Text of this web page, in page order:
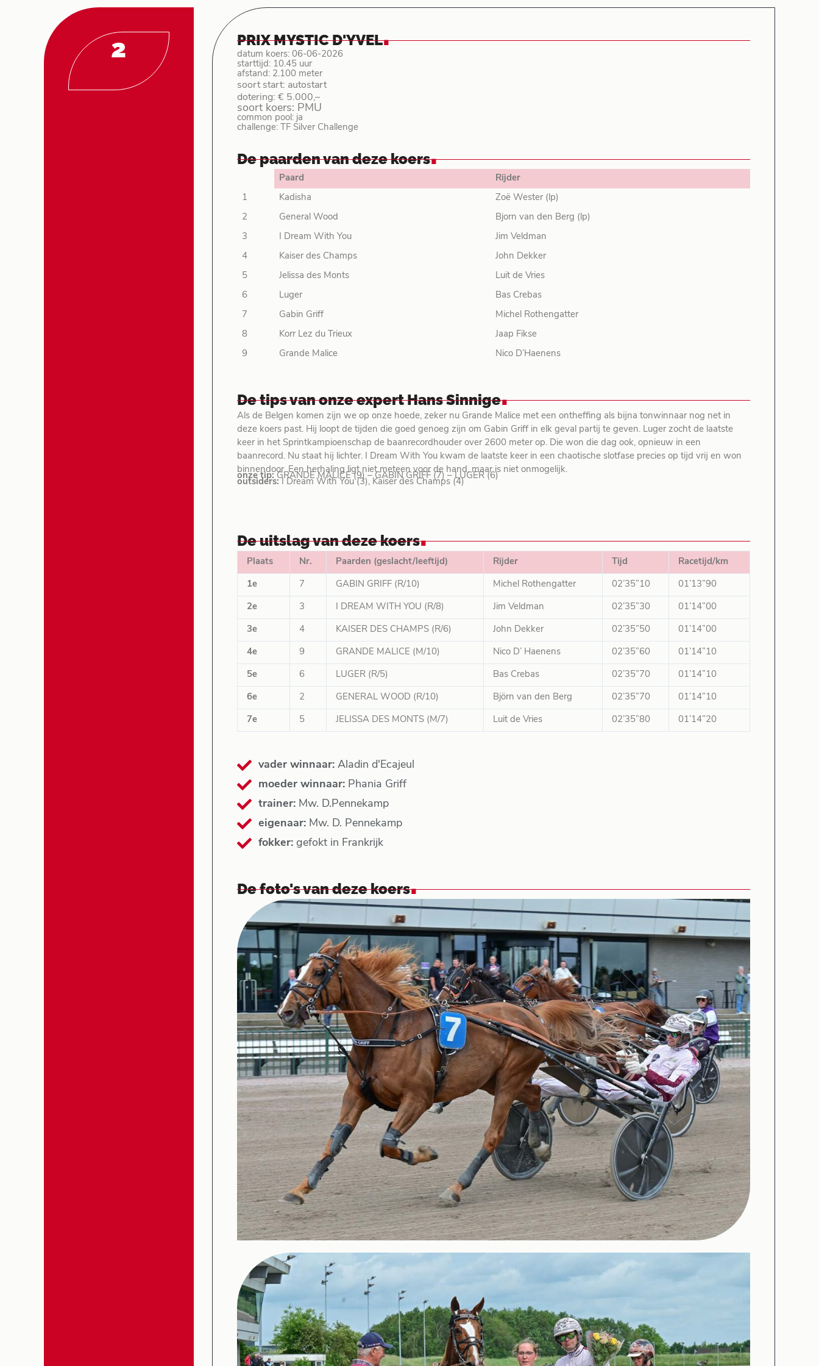
2 PRIX MYSTIC D'YVEL.
datum koers: 06-06-2026
starttijd: 10.45 uur
afstand: 2.100 meter
soort start: autostart
dotering: € 5.000,–
soort koers: PMU
common pool: ja
challenge: TF Silver Challenge
De paarden van deze koers.
Paard Rijder
1 Kadisha Zoë Wester (lp)
2 General Wood Bjorn van den Berg (lp)
3 I Dream With You Jim Veldman
4 Kaiser des Champs John Dekker
5 Jelissa des Monts Luit de Vries
6 Luger Bas Crebas
7 Gabin Griff Michel Rothengatter
8 Korr Lez du Trieux Jaap Fikse
9 Grande Malice Nico D’Haenens
De tips van onze expert Hans Sinnige.
Als de Belgen komen zijn we op onze hoede, zeker nu Grande Malice met een ontheffing als bijna tonwinnaar nog net in
deze koers past. Hij loopt de tijden die goed genoeg zijn om Gabin Griff in elk geval partij te geven. Luger zocht de laatste
keer in het Sprintkampioenschap de baanrecordhouder over 2600 meter op. Die won die dag ook, opnieuw in een
baanrecord. Nu staat hij lichter. I Dream With You kwam de laatste keer in een chaotische slotfase precies op tijd vrij en won
binnendoor. Een herhaling ligt niet meteen voor de hand, maar is niet onmogelijk.
onze tip: GRANDE MALICE (9) – GABIN GRIFF (7) – LUGER (6)
outsiders: I Dream With You (3), Kaiser des Champs (4)
De uitslag van deze koers.
Plaats Nr. Paarden (geslacht/leeftijd) Rijder Tijd Racetijd/km
1e 7 GABIN GRIFF (R/10) Michel Rothengatter 02’35”10 01’13”90
2e 3 I DREAM WITH YOU (R/8) Jim Veldman 02’35”30 01’14”00
3e 4 KAISER DES CHAMPS (R/6) John Dekker 02’35”50 01’14”00
4e 9 GRANDE MALICE (M/10) Nico D’ Haenens 02’35”60 01’14”10
5e 6 LUGER (R/5) Bas Crebas 02’35”70 01’14”10
6e 2 GENERAL WOOD (R/10) Björn van den Berg 02’35”70 01’14”10
7e 5 JELISSA DES MONTS (M/7) Luit de Vries 02’35”80 01’14”20
vader winnaar:Aladin d'Ecajeul
moeder winnaar:Phania Griff
trainer:Mw. D.Pennekamp
eigenaar:Mw. D. Pennekamp
fokker:gefokt in Frankrijk
De foto's van deze koers.